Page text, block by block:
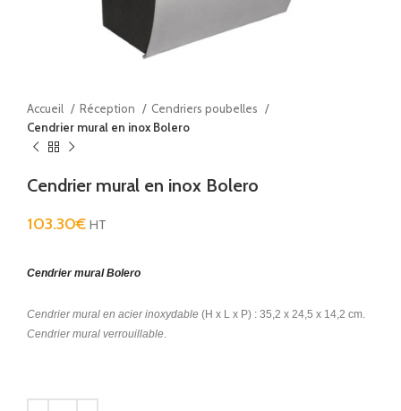
Accueil Réception
Cendriers poubelles
Cendrier mural en inox Bolero
Cendrier mural en inox Bolero
103.30€ HT
Cendrier mural Bolero
Cendrier mural en acier inoxydable (H x L x P) : 35,2 x 24,5 x 14,2 cm.
Cendrier mural verrouillable.